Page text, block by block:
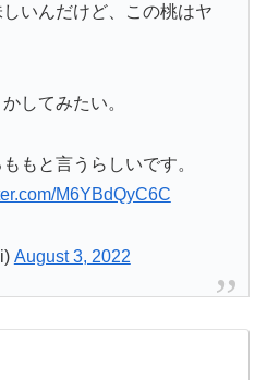
いんだけど、この桃はヤ
してみたい。
もと言うらしいです。
M6YBdQyC6C
August 3, 2022